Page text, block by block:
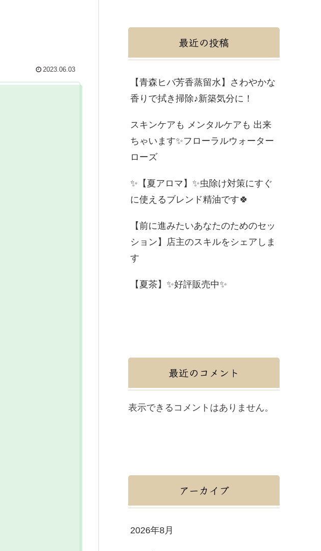
2023.06.03
最近の投稿
【青森ヒバ芳香蒸留水】さわやかな
香りで拭き掃除♪新築気分に！
スキンケアも メンタルケアも 出来
ちゃいます✨フローラルウォーター
ローズ
✨【夏アロマ】✨虫除け対策にすぐ
に使えるブレンド精油です🍀
【前に進みたいあなたのためのセッ
ション】店主のスキルをシェアしま
す
【夏茶】✨好評販売中✨
最近のコメント
表示できるコメントはありません。
アーカイブ
2026年8月